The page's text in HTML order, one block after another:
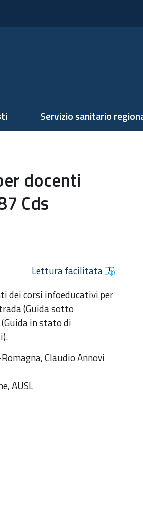
Servizio sanitario
docenti
Cds
Lettura facilitata
dei corsi infoeducativi per
(Guida sotto
in stato di
Claudio Annovi
AUSL